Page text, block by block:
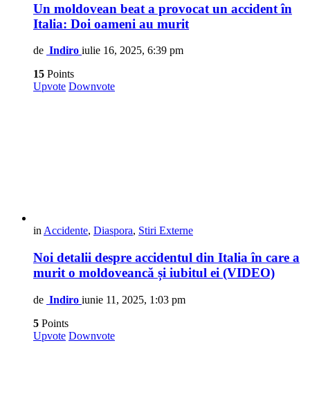
Un moldovean beat a provocat un accident în
Italia: Doi oameni au murit
de Indiro iulie 16, 2025, 6:39 pm
15 Points
Upvote Downvote
inAccidente, Diaspora, Stiri Externe
Noi detalii despre accidentul din Italia în care a
murit o moldoveancă și iubitul ei (VIDEO)
de Indiro iunie 11, 2025, 1:03 pm
5 Points
Upvote Downvote